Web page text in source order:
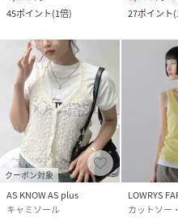
45ポイント(1倍)
27ポイント(
クーポン対象
AS KNOW AS plus
キャミソール
LOWRYS
カットソー